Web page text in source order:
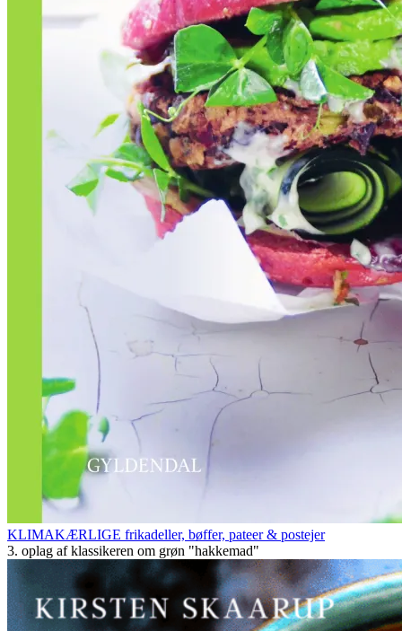
KLIMAKÆRLIGE frikadeller, bøffer, pateer & postejer
3. oplag af klassikeren om grøn "hakkemad"